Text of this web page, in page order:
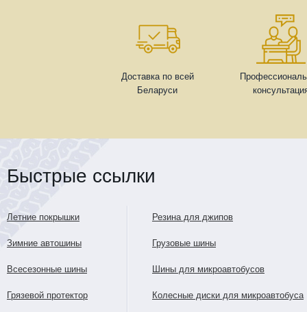
Доставка по всей
Беларуси
Быстрые ссылки
Летние покрышки
Зимние автошины
Всесезонные шины
Грязевой протектор
Резина для джипов
Грузовые шины
Шины для микроавтобусов
Колесные диски для микроавтобуса